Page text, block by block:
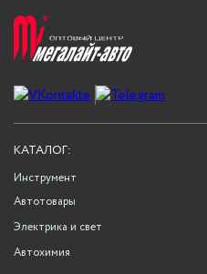
КАТАЛОГ:
Инструмент
Автотовары
Электрика и свет
Автохимия